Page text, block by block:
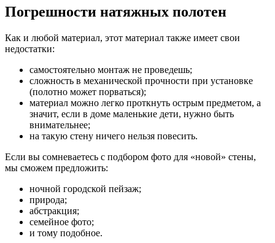
Погрешности натяжных полотен
Как и любой материал, этот материал также имеет свои
недостатки:
самостоятельно монтаж не проведешь;
сложность в механической прочности при установке
(полотно может порваться);
материал можно легко проткнуть острым предметом, а
значит, если в доме маленькие дети, нужно быть
внимательнее;
на такую стену ничего нельзя повесить.
Если вы сомневаетесь с подбором фото для «новой» стены,
мы сможем предложить:
ночной городской пейзаж;
природа;
абстракция;
семейное фото;
и тому подобное.